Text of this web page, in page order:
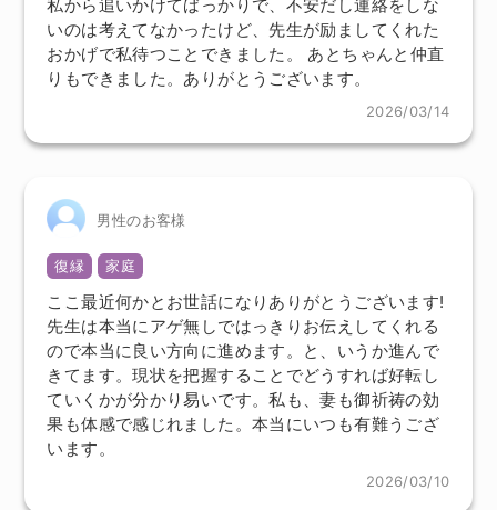
私から追いかけてばっかりで、不安だし連絡をしな
いのは考えてなかったけど、先生が励ましてくれた
おかげで私待つことできました。 あとちゃんと仲直
りもできました。ありがとうございます。
2026/03/14
男性のお客様
復縁 家庭
ここ最近何かとお世話になりありがとうございます!
先生は本当にアゲ無しではっきりお伝えしてくれる
ので本当に良い方向に進めます。と、いうか進んで
きてます。現状を把握することでどうすれば好転し
ていくかが分かり易いです。私も、妻も御祈祷の効
果も体感で感じれました。本当にいつも有難うござ
います。
2026/03/10